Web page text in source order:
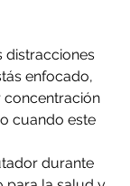
distracciones
enfocado,
concentración
cuando este
durante